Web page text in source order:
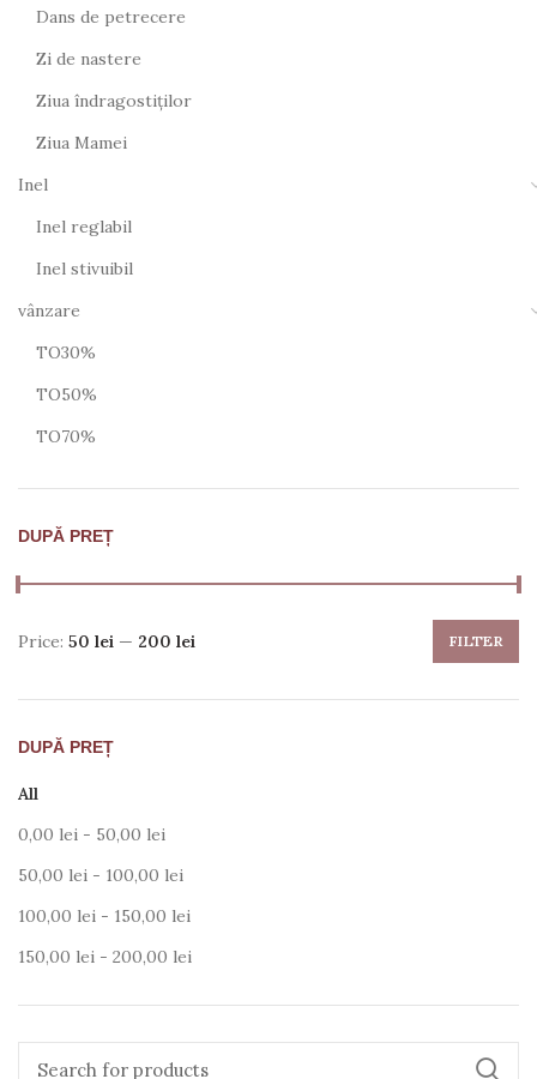
Dans de petrecere
Zi de nastere
Ziua îndragostiților
Ziua Mamei
Inel
Inel reglabil
Inel stivuibil
vânzare
TO30%
TO50%
TO70%
DUPĂ PREȚ
FILTER
Price: 50 lei — 200 lei
DUPĂ PREȚ
All
0,00 lei - 50,00 lei
50,00 lei - 100,00 lei
100,00 lei - 150,00 lei
150,00 lei - 200,00 lei